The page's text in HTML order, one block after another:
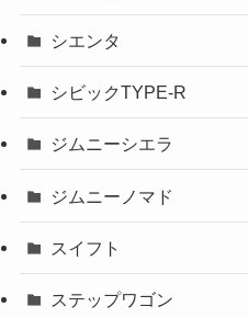
シエンタ
シビックTYPE-R
ジムニーシエラ
ジムニーノマド
スイフト
ステップワゴン